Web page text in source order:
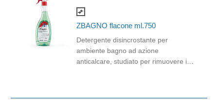
compare_arrows
ZBAGNO flacone ml.750
Detergente disincrostante per
ambiente bagno ad azione
anticalcare, studiato per rimuovere i